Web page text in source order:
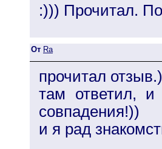
:))) Прочитал.
От Ra
прочитал
там ответил, и
совпадения!))
и я рад